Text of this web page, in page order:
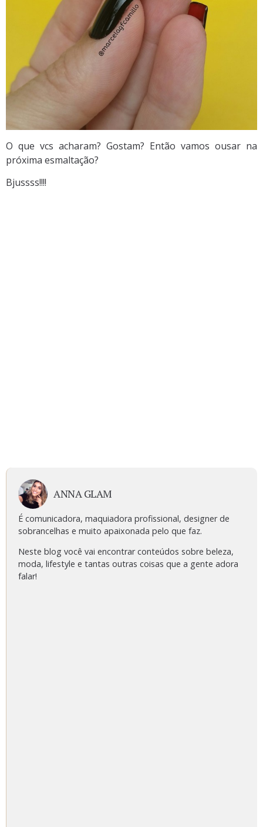
O que vcs acharam? Gostam? Então vamos ousar na
próxima esmaltação?
Bjussss!!!!
ANNA GLAM
É comunicadora, maquiadora profissional, designer de
sobrancelhas e muito apaixonada pelo que faz.
Neste blog você vai encontrar conteúdos sobre beleza,
moda, lifestyle e tantas outras coisas que a gente adora
falar!